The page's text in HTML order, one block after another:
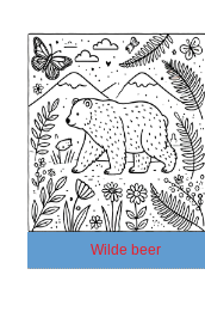
Wilde beer